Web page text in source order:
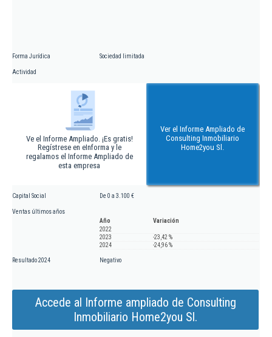
Forma Jurídica Sociedad limitada
Actividad
Ve el Informe Ampliado. ¡Es gratis!
Regístrese en eInforma y le
regalamos el Informe Ampliado de
esta empresa
Ver el Informe Ampliado de
Consulting Inmobiliario
Home2you Sl.
Capital Social De 0 a 3.100 €
Ventas últimos años
Año
Variación
2022
2023
-23,42 %
2024
-24,96 %
Resultado 2024 Negativo
Accede al Informe ampliado de Consulting
Inmobiliario Home2you Sl.